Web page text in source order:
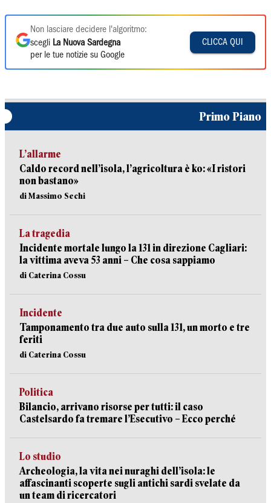
Non lasciare decidere l'algoritmo:
scegli La Nuova Sardegna
per le tue notizie su Google
CLICCA QUI
Primo Piano
L’allarme
Caldo record nell’isola, l’agricoltura è ko: «I ristori
non bastano»
di Massimo Sechi
La tragedia
Incidente mortale lungo la 131 in direzione Cagliari:
la vittima aveva 53 anni – Che cosa sappiamo
di Caterina Cossu
Incidente
Tamponamento tra due auto sulla 131, un morto e tre
feriti
di Caterina Cossu
Politica
Bilancio, arrivano risorse per tutti: il caso
Castelsardo fa tremare l’Esecutivo – Ecco perché
Lo studio
Archeologia, la vita nei nuraghi dell’isola: le
affascinanti scoperte sugli antichi sardi svelate da
un team di ricercatori